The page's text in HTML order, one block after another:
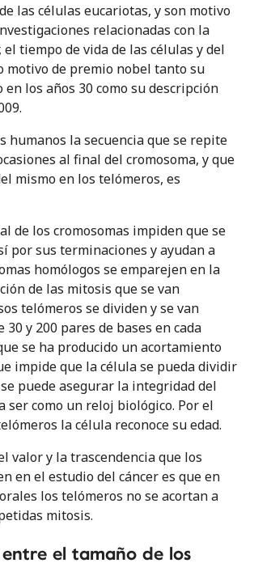
vinculados a la
a los trastornos del
Telomeros y envejecimiento
metabólicos
no auditivas asociadas a
y a los trastornos del
de la intervención
y de las
equilibrio en las
Consideraciones
económicas
distribución, comunicación pública o
las células eucariotas, y son motivo
relacionadas con la
tiempo de vida de las células y del
motivo de premio nobel tanto su
los años 30 como su descripción
humanos la secuencia que se repite
al final del cromosoma, y que
mismo en los telómeros, es
de los cromosomas impiden que se
por sus terminaciones y ayudan a
homólogos se emparejen en la
de las mitosis que se van
telómeros se dividen y se van
y 200 pares de bases en cada
se ha producido un acortamiento
impide que la célula se pueda dividir
puede asegurar la integridad del
ser como un reloj biológico. Por el
la célula reconoce su edad.
valor y la trascendencia que los
en el estudio del cáncer es que en
los telómeros no se acortan a
mitosis.
el tamaño de los